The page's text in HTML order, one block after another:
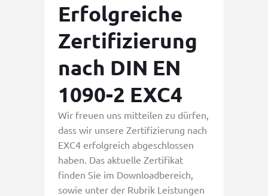
Erfolgreiche
Zertifizierung
nach DIN EN
1090-2 EXC4
Wir freuen uns mitteilen zu dürfen,
dass wir unsere Zertifizierung nach
EXC4 erfolgreich abgeschlossen
haben. Das aktuelle Zertifikat
finden Sie im Downloadbereich,
sowie unter der Rubrik Leistungen